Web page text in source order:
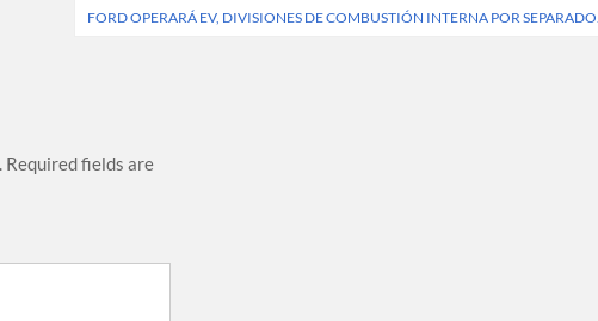
FORD OPERARÁ EV, DIVISIONES DE COMBUSTIÓN INTERNA POR
Required fields are